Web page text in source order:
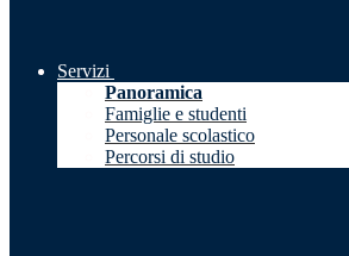
Servizi
Panoramica
Famiglie e studenti
Personale scolastico
Percorsi di studio